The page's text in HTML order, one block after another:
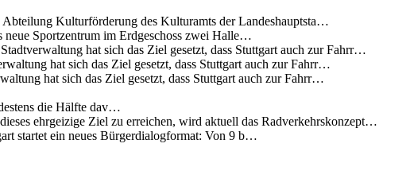
Kulturförderung des Kulturamts der Landeshauptsta…
Sportzentrum im Erdgeschoss zwei Halle…
hat sich das Ziel gesetzt, dass Stuttgart auch zur Fahrr…
hat sich das Ziel gesetzt, dass Stuttgart auch zur Fahrr…
hat sich das Ziel gesetzt, dass Stuttgart auch zur Fahrr…
die Hälfte dav…
ehrgeizige Ziel zu erreichen, wird aktuell das Radverkehrskonzept…
startet ein neues Bürgerdialogformat: Von 9 b…